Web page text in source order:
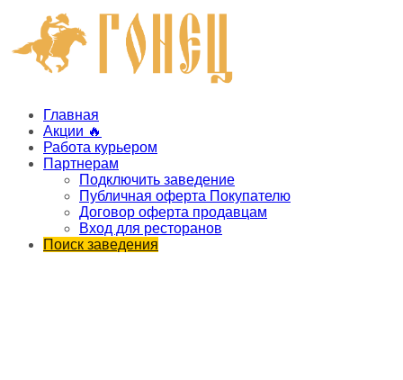
Главная
Акции 🔥
Работа курьером
Партнерам
Подключить заведение
Публичная оферта Покупателю
Договор оферта продавцам
Вход для ресторанов
Поиск заведения